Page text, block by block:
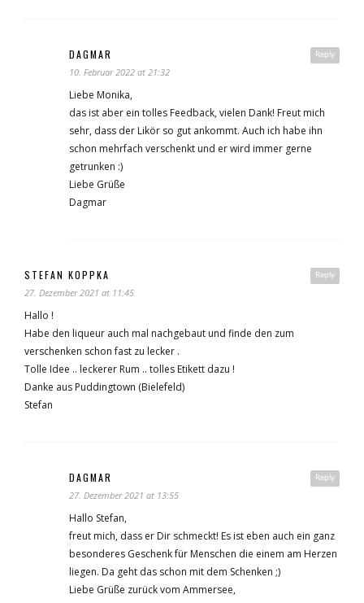
Reply
DAGMAR
10. Februar 2022 at 21:32
Liebe Monika,
das ist aber ein tolles Feedback, vielen Dank! Freut mich
sehr, dass der Likör so gut ankommt. Auch ich habe ihn
schon mehrfach verschenkt und er wird immer gerne
getrunken :)
Liebe Grüße
Dagmar
Reply
STEFAN KOPPKA
27. Dezember 2021 at 11:45
Hallo !
Habe den liqueur auch mal nachgebaut und finde den zum
verschenken schon fast zu lecker .
Tolle Idee .. leckerer Rum .. tolles Etikett dazu !
Danke aus Puddingtown (Bielefeld)
Stefan
Reply
DAGMAR
27. Dezember 2021 at 13:55
Hallo Stefan,
freut mich, dass er Dir schmeckt! Es ist eben auch ein ganz
besonderes Geschenk für Menschen die einem am Herzen
liegen. Da geht das schon mit dem Schenken ;)
Liebe Grüße zurück vom Ammersee,